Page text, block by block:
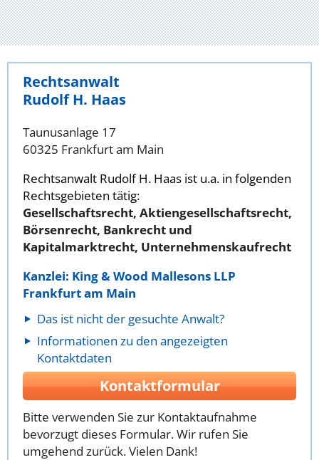
Rechtsanwalt
Rudolf H. Haas
Taunusanlage 17
60325 Frankfurt am Main
Rechtsanwalt Rudolf H. Haas ist u.a. in folgenden
Rechtsgebieten tätig:
Gesellschaftsrecht, Aktiengesellschaftsrecht,
Börsenrecht, Bankrecht und
Kapitalmarktrecht, Unternehmenskaufrecht
Kanzlei: King & Wood Mallesons LLP
Frankfurt am Main
Das ist nicht der gesuchte Anwalt?
Informationen zu den angezeigten
Kontaktdaten
Kontaktformular
Bitte verwenden Sie zur Kontaktaufnahme
bevorzugt dieses Formular. Wir rufen Sie
umgehend zurück. Vielen Dank!